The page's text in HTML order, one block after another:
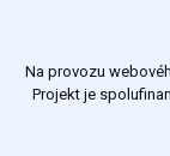
Na provozu
Projekt je